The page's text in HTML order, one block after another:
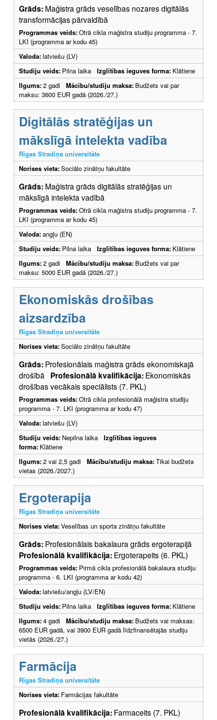
Grāds: Maģistra grāds veselības nozares digitālās
transformācijas pārvaldībā
Programmas veids:Otrā cikla maģistra studiju programma - 7.
LKI (programma ar kodu 45)
Valoda:latviešu (LV)
Studiju veids: Pilna laika Izglītības ieguves forma: Klātiene
Ilgums:2 gadi Mācību/studiju maksa: Budžets vai par
maksu: 3600 EUR gadā (2026./27.)
Digitālās stratēģijas un
mākslīgā intelekta vadība
Rīgas Stradiņa universitāte
Norises vieta:Sociālo zinātņu fakultāte
Grāds: Maģistra grāds digitālās stratēģijas un
mākslīgā intelekta vadībā
Programmas veids:Otrā cikla maģistra studiju programma - 7.
LKI (programma ar kodu 45)
Valoda:angļu (EN)
Studiju veids: Pilna laika Izglītības ieguves forma: Klātiene
Ilgums:2 gadi Mācību/studiju maksa: Budžets vai par
maksu: 5000 EUR gadā (2026./27.)
Ekonomiskās drošības
aizsardzība
Rīgas Stradiņa universitāte
Norises vieta:Sociālo zinātņu fakultāte
Grāds: Profesionālais maģistra grāds ekonomiskajā
drošībā Profesionālā kvalifikācija: Ekonomiskās
drošības vecākais speciālists (7. PKL)
Programmas veids:Otrā cikla profesionālā maģistra studiju
programma - 7. LKI (programma ar kodu 47)
Valoda:latviešu (LV)
Studiju veids: Nepilna laika Izglītības ieguves
forma: Klātiene
Ilgums:2 vai 2,5 gadi Mācību/studiju maksa:Tikai budžeta
vietas (2026./2027.)
Ergoterapija
Rīgas Stradiņa universitāte
Norises vieta:Veselības un sporta zinātņu fakultāte
Grāds: Profesionālais bakalaura grāds ergoterapijā
Profesionālā kvalifikācija: Ergoterapeits (6. PKL)
Programmas veids: Pirmā cikla profesionālā bakalaura studiju
programma - 6. LKI (programma ar kodu 42)
Valoda:latviešu/angļu (LV/EN)
Studiju veids: Pilna laika Izglītības ieguves forma: Klātiene
Ilgums:4 gadi Mācību/studiju maksa: Budžets vai maksas:
6500 EUR gadā, vai 3900 EUR gadā līdzfinansētajās studiju
vietās (2026./27.)
Farmācija
Rīgas Stradiņa universitāte
Norises vieta: Farmācijas fakultāte
Profesionālā kvalifikācija: Farmaceits (7. PKL)